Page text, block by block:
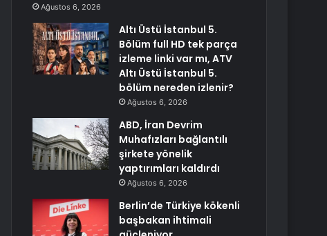
Ağustos 6, 2026
Altı Üstü İstanbul 5.
Bölüm full HD tek parça
izleme linki var mı, ATV
Altı Üstü İstanbul 5.
bölüm nereden izlenir?
Ağustos 6, 2026
ABD, İran Devrim
Muhafızları bağlantılı
şirkete yönelik
yaptırımları kaldırdı
Ağustos 6, 2026
Berlin’de Türkiye kökenli
başbakan ihtimali